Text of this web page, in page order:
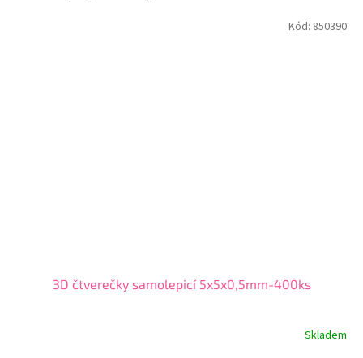
3D čtverečky samolepicí 5x5x0,5mm-400ks
Skladem
Kód: 850390